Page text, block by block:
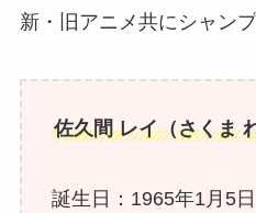
新・旧アニメ共にシャン
佐久間 レイ（さくま
誕生日：1965年1月5日